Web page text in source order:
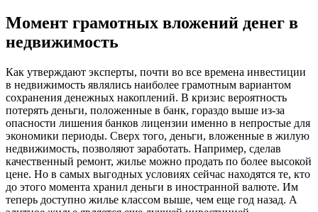
Момент грамотных вложений денег в
недвижимость
Как утверждают эксперты, почти во все времена инвестиции
в недвижимость являлись наиболее грамотным вариантом
сохранения денежных накоплений. В кризис вероятность
потерять деньги, положенные в банк, гораздо выше из-за
опасности лишения банков лицензии именно в непростые для
экономики периоды. Сверх того, деньги, вложенные в жилую
недвижимость, позволяют заработать. Например, сделав
качественный ремонт, жилье можно продать по более высокой
цене. Но в самых выгодных условиях сейчас находятся те, кто
до этого момента хранил деньги в иностранной валюте. Им
теперь доступно жилье классом выше, чем еще год назад. А